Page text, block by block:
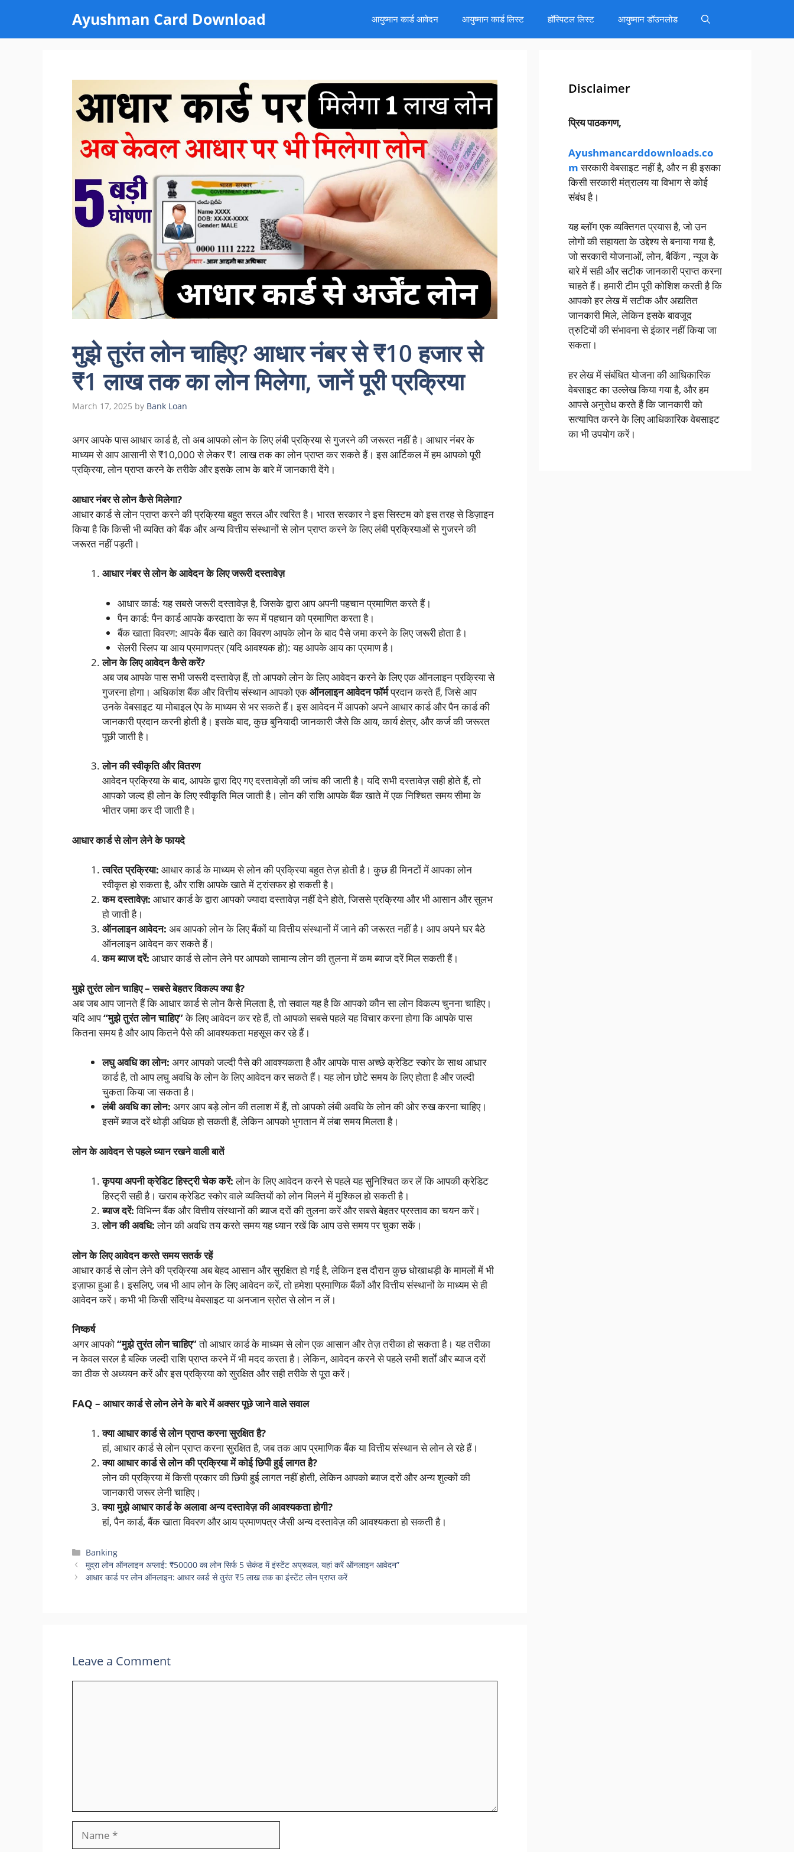
content
Ayushman Card Download आयुष्मान कार्ड आवेदन आयुष्मान कार्ड लिस्ट हॉस्पिटल लिस्ट आयुष्मान डॉउनलोड
मुझे तुरंत लोन चाहिए? आधार नंबर से ₹10 हजार से
₹1 लाख तक का लोन मिलेगा, जानें पूरी प्रक्रिया
March 17, 2025 by Bank Loan
अगर आपके पास आधार कार्ड है, तो अब आपको लोन के लिए लंबी प्रक्रिया से गुजरने की जरूरत नहीं है। आधार नंबर के
माध्यम से आप आसानी से ₹10,000 से लेकर ₹1 लाख तक का लोन प्राप्त कर सकते हैं। इस आर्टिकल में हम आपको पूरी
प्रक्रिया, लोन प्राप्त करने के तरीके और इसके लाभ के बारे में जानकारी देंगे।
आधार नंबर से लोन कैसे मिलेगा?
आधार कार्ड से लोन प्राप्त करने की प्रक्रिया बहुत सरल और त्वरित है। भारत सरकार ने इस सिस्टम को इस तरह से डिज़ाइन
किया है कि किसी भी व्यक्ति को बैंक और अन्य वित्तीय संस्थानों से लोन प्राप्त करने के लिए लंबी प्रक्रियाओं से गुजरने की
जरूरत नहीं पड़ती।
आधार नंबर से लोन के आवेदन के लिए जरूरी दस्तावेज़
आधार कार्ड: यह सबसे जरूरी दस्तावेज़ है, जिसके द्वारा आप अपनी पहचान प्रमाणित करते हैं।
पैन कार्ड: पैन कार्ड आपके करदाता के रूप में पहचान को प्रमाणित करता है।
बैंक खाता विवरण: आपके बैंक खाते का विवरण आपके लोन के बाद पैसे जमा करने के लिए जरूरी होता है।
सेलरी स्लिप या आय प्रमाणपत्र (यदि आवश्यक हो): यह आपके आय का प्रमाण है।
लोन के लिए आवेदन कैसे करें?
अब जब आपके पास सभी जरूरी दस्तावेज़ हैं, तो आपको लोन के लिए आवेदन करने के लिए एक ऑनलाइन प्रक्रिया से
गुजरना होगा। अधिकांश बैंक और वित्तीय संस्थान आपको एकऑनलाइन आवेदन फॉर्मप्रदान करते हैं, जिसे आप
उनके वेबसाइट या मोबाइल ऐप के माध्यम से भर सकते हैं। इस आवेदन में आपको अपने आधार कार्ड और पैन कार्ड की
जानकारी प्रदान करनी होती है। इसके बाद, कुछ बुनियादी जानकारी जैसे कि आय, कार्य क्षेत्र, और कर्ज की जरूरत
पूछी जाती है।
लोन की स्वीकृति और वितरण
आवेदन प्रक्रिया के बाद, आपके द्वारा दिए गए दस्तावेज़ों की जांच की जाती है। यदि सभी दस्तावेज़ सही होते हैं, तो
आपको जल्द ही लोन के लिए स्वीकृति मिल जाती है। लोन की राशि आपके बैंक खाते में एक निश्चित समय सीमा के
भीतर जमा कर दी जाती है।
आधार कार्ड से लोन लेने के फायदे
त्वरित प्रक्रिया: आधार कार्ड के माध्यम से लोन की प्रक्रिया बहुत तेज़ होती है। कुछ ही मिनटों में आपका लोन
स्वीकृत हो सकता है, और राशि आपके खाते में ट्रांसफर हो सकती है।
कम दस्तावेज़: आधार कार्ड के द्वारा आपको ज्यादा दस्तावेज़ नहीं देने होते, जिससे प्रक्रिया और भी आसान और सुलभ
हो जाती है।
ऑनलाइन आवेदन: अब आपको लोन के लिए बैंकों या वित्तीय संस्थानों में जाने की जरूरत नहीं है। आप अपने घर बैठे
ऑनलाइन आवेदन कर सकते हैं।
कम ब्याज दरें: आधार कार्ड से लोन लेने पर आपको सामान्य लोन की तुलना में कम ब्याज दरें मिल सकती हैं।
मुझे तुरंत लोन चाहिए – सबसे बेहतर विकल्प क्या है?
अब जब आप जानते हैं कि आधार कार्ड से लोन कैसे मिलता है, तो सवाल यह है कि आपको कौन सा लोन विकल्प चुनना चाहिए।
यदि आप“मुझे तुरंत लोन चाहिए”के लिए आवेदन कर रहे हैं, तो आपको सबसे पहले यह विचार करना होगा कि आपके पास
कितना समय है और आप कितने पैसे की आवश्यकता महसूस कर रहे हैं।
लघु अवधि का लोन: अगर आपको जल्दी पैसे की आवश्यकता है और आपके पास अच्छे क्रेडिट स्कोर के साथ आधार
कार्ड है, तो आप लघु अवधि के लोन के लिए आवेदन कर सकते हैं। यह लोन छोटे समय के लिए होता है और जल्दी
चुकता किया जा सकता है।
लंबी अवधि का लोन: अगर आप बड़े लोन की तलाश में हैं, तो आपको लंबी अवधि के लोन की ओर रुख करना चाहिए।
इसमें ब्याज दरें थोड़ी अधिक हो सकती हैं, लेकिन आपको भुगतान में लंबा समय मिलता है।
लोन के आवेदन से पहले ध्यान रखने वाली बातें
कृपया अपनी क्रेडिट हिस्ट्री चेक करें:लोन के लिए आवेदन करने से पहले यह सुनिश्चित कर लें कि आपकी क्रेडिट
हिस्ट्री सही है। खराब क्रेडिट स्कोर वाले व्यक्तियों को लोन मिलने में मुश्किल हो सकती है।
ब्याज दरें:विभिन्न बैंक और वित्तीय संस्थानों की ब्याज दरों की तुलना करें और सबसे बेहतर प्रस्ताव का चयन करें।
लोन की अवधि:लोन की अवधि तय करते समय यह ध्यान रखें कि आप उसे समय पर चुका सकें।
लोन के लिए आवेदन करते समय सतर्क रहें
आधार कार्ड से लोन लेने की प्रक्रिया अब बेहद आसान और सुरक्षित हो गई है, लेकिन इस दौरान कुछ धोखाधड़ी के मामलों में भी
इज़ाफा हुआ है। इसलिए, जब भी आप लोन के लिए आवेदन करें, तो हमेशा प्रमाणिक बैंकों और वित्तीय संस्थानों के माध्यम से ही
आवेदन करें। कभी भी किसी संदिग्ध वेबसाइट या अनजान स्रोत से लोन न लें।
निष्कर्ष
अगर आपको“मुझे तुरंत लोन चाहिए”तो आधार कार्ड के माध्यम से लोन एक आसान और तेज़ तरीका हो सकता है। यह तरीका
न केवल सरल है बल्कि जल्दी राशि प्राप्त करने में भी मदद करता है। लेकिन, आवेदन करने से पहले सभी शर्तों और ब्याज दरों
का ठीक से अध्ययन करें और इस प्रक्रिया को सुरक्षित और सही तरीके से पूरा करें।
FAQ – आधार कार्ड से लोन लेने के बारे में अक्सर पूछे जाने वाले सवाल
क्या आधार कार्ड से लोन प्राप्त करना सुरक्षित है?
हां, आधार कार्ड से लोन प्राप्त करना सुरक्षित है, जब तक आप प्रमाणिक बैंक या वित्तीय संस्थान से लोन ले रहे हैं।
क्या आधार कार्ड से लोन की प्रक्रिया में कोई छिपी हुई लागत है?
लोन की प्रक्रिया में किसी प्रकार की छिपी हुई लागत नहीं होती, लेकिन आपको ब्याज दरों और अन्य शुल्कों की
जानकारी जरूर लेनी चाहिए।
क्या मुझे आधार कार्ड के अलावा अन्य दस्तावेज़ की आवश्यकता होगी?
हां, पैन कार्ड, बैंक खाता विवरण और आय प्रमाणपत्र जैसी अन्य दस्तावेज़ की आवश्यकता हो सकती है।
Categories
Banking
मुद्रा लोन ऑनलाइन अप्लाई: ₹50000 का लोन सिर्फ 5 सेकंड में इंस्टेंट अप्रूवल, यहां करें ऑनलाइन आवेदन”
आधार कार्ड पर लोन ऑनलाइन: आधार कार्ड से तुरंत ₹5 लाख तक का इंस्टेंट लोन प्राप्त करें
Leave a Comment
Disclaimer
प्रिय पाठकगण,
Ayushmancarddownloads.co
mसरकारी वेबसाइट नहीं है, और न ही इसका
किसी सरकारी मंत्रालय या विभाग से कोई
संबंध है।
यह ब्लॉग एक व्यक्तिगत प्रयास है, जो उन
लोगों की सहायता के उद्देश्य से बनाया गया है,
जो सरकारी योजनाओं, लोन, बैकिंग , न्यूज के
बारे में सही और सटीक जानकारी प्राप्त करना
चाहते हैं। हमारी टीम पूरी कोशिश करती है कि
आपको हर लेख में सटीक और अद्यतित
जानकारी मिले, लेकिन इसके बावजूद
त्रुटियों की संभावना से इंकार नहीं किया जा
सकता।
हर लेख में संबंधित योजना की आधिकारिक
वेबसाइट का उल्लेख किया गया है, और हम
आपसे अनुरोध करते हैं कि जानकारी को
सत्यापित करने के लिए आधिकारिक वेबसाइट
का भी उपयोग करें।